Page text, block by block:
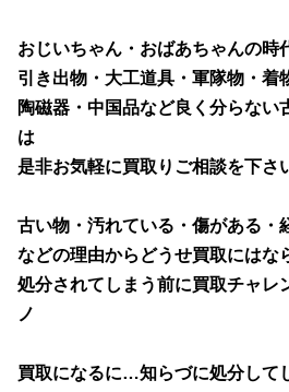
おじいちゃん・おばあちゃんの時
引き出物・大工道具・軍隊物・着
陶磁器・中国品など良く分らない
は
是非お気軽に買取りご相談を下さ
古い物・汚れている・傷がある・
などの理由からどうせ買取にはな
処分されてしまう前に買取チャレ
ノ
買取になるに…知らづに処分して